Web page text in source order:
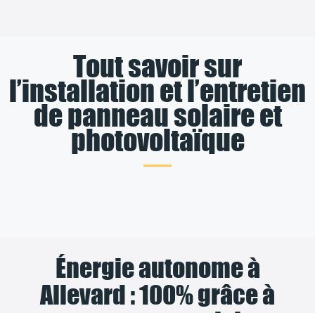
Tout savoir sur
l’installation et l’entretien
de panneau solaire et
photovoltaïque
Énergie autonome à
Allevard : 100% grâce à